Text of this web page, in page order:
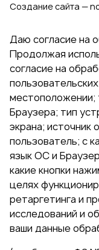
Создание сайта —
Даю согласие на
Продолжая
согласие на
местоположении;
Браузера; тип
экрана; источник
пользователь; с
язык ОС и
какие кнопки
целях
ретаргетинга и
исследований и
ваши данные